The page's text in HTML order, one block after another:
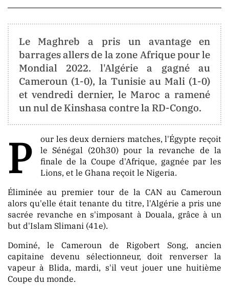
Mbewa
Publication
CONTACT
media.info
info@berger-
media
.info
ORIENTATION
Neutralité
Totale
Aucune
Le Maghreb a pris un avantage en
barrages allers de la zone Afrique pour le
Mondial 2022. l'Algérie a gagné au
Cameroun (1-0), la Tunisie au Mali (1-0)
et vendredi dernier, le Maroc a ramené
un nul de Kinshasa contre la RD-Congo.
P
our les deux derniers matches, l'Égypte reçoit
le Sénégal (20h30) pour la revanche de la
finale de la Coupe d'Afrique, gagnée par les
Lions, et le Ghana reçoit le Nigeria.
Éliminée au premier tour de la CAN au Cameroun
alors qu'elle était tenante du titre, l'Algérie a pris une
sacrée revanche en s'imposant à Douala, grâce à un
but d'Islam Slimani (41e).
Dominé, le Cameroun de Rigobert Song, ancien
capitaine devenu sélectionneur, doit renverser la
vapeur à Blida, mardi, s'il veut jouer une huitième
Coupe du monde.